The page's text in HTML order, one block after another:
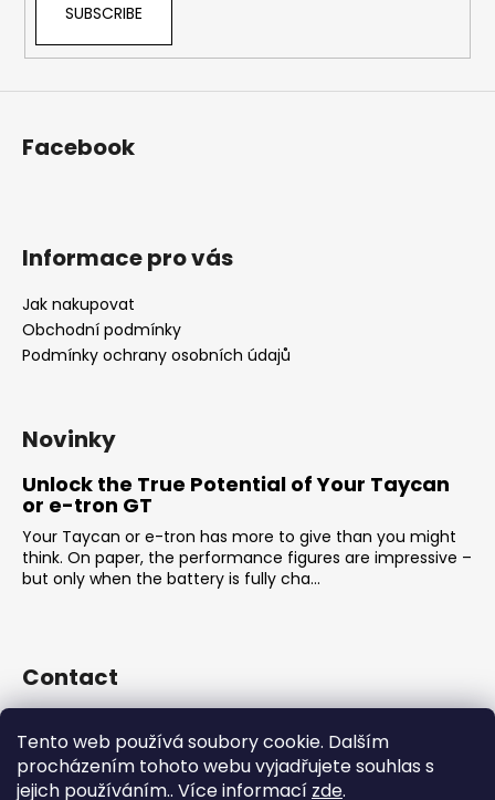
Tento web používá soubory cookie. Dalším
procházením tohoto webu vyjadřujete souhlas s
jejich používáním.. Více informací zde.
SUBSCRIBE
Facebook
Informace pro vás
Jak nakupovat
Obchodní podmínky
Podmínky ochrany osobních údajů
Novinky
Unlock the True Potential of Your Taycan
or e-tron GT
Your Taycan or e-tron has more to give than you might
think. On paper, the performance figures are impressive –
but only when the battery is fully cha...
Contact
728737662
https://www.facebook.com/RSRCzech/